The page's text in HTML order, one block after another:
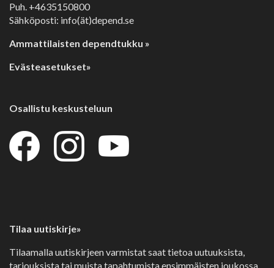
Puh. +4635150800
Sähköposti: info(ät)depend.se
Ammattilaisten dependtukku »
Evästeasetukset»
Osallistu keskusteluun
Tilaa uutiskirje»
Tilaamalla uutiskirjeen varmistat saat tietoa uutuuksista,
tarjouksista tai muista tapahtumista ensimmäisten joukossa.